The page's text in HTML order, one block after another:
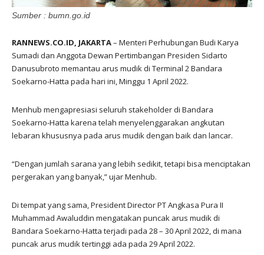
Sumber : bumn.go.id
RANNEWS.CO.ID, JAKARTA– Menteri Perhubungan Budi Karya
Sumadi dan Anggota Dewan Pertimbangan Presiden Sidarto
Danusubroto memantau arus mudik di Terminal 2 Bandara
Soekarno-Hatta pada hari ini, Minggu 1 April 2022.
Menhub mengapresiasi seluruh stakeholder di Bandara
Soekarno-Hatta karena telah menyelenggarakan angkutan
lebaran khususnya pada arus mudik dengan baik dan lancar.
“Dengan jumlah sarana yang lebih sedikit, tetapi bisa menciptakan
pergerakan yang banyak,” ujar Menhub.
Di tempat yang sama, President Director PT Angkasa Pura II
Muhammad Awaluddin mengatakan puncak arus mudik di
Bandara Soekarno-Hatta terjadi pada 28 – 30 April 2022, di mana
puncak arus mudik tertinggi ada pada 29 April 2022.